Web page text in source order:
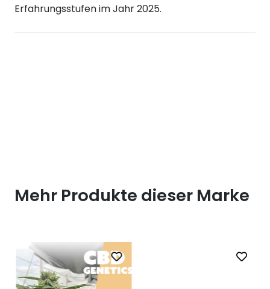
Erfahrungsstufen im Jahr 2025.
Mehr Produkte dieser Marke